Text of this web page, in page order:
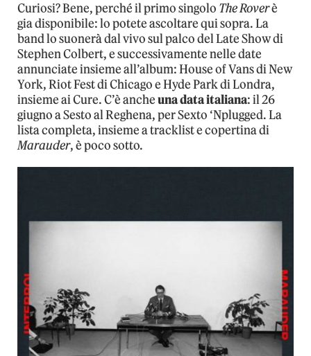
Curiosi? Bene, perché il primo singolo The Roverè
gia disponibile: lo potete ascoltare qui sopra. La
band lo suonerà dal vivo sul palco del Late Show di
Stephen Colbert, e successivamente nelle date
annunciate insieme all’album: House of Vans di New
York, Riot Fest di Chicago e Hyde Park di Londra,
insieme ai Cure. C’è ancheuna data italiana: il 26
giugno a Sesto al Reghena, per Sexto ‘Nplugged. La
lista completa, insieme a tracklist e copertina di
Marauder, è poco sotto.